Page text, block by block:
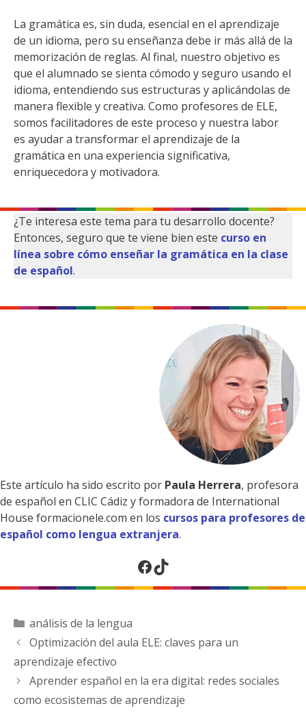
La gramática es, sin duda, esencial en el aprendizaje
de un idioma, pero su enseñanza debe ir más allá de la
memorización de reglas. Al final, nuestro objetivo es
que el alumnado se sienta cómodo y seguro usando el
idioma, entendiendo sus estructuras y aplicándolas de
manera flexible y creativa. Como profesores de ELE,
somos facilitadores de este proceso y nuestra labor
es ayudar a transformar el aprendizaje de la
gramática en una experiencia significativa,
enriquecedora y motivadora.
¿Te interesa este tema para tu desarrollo docente?
Entonces, seguro que te viene bien este curso en
línea sobre cómo enseñar la gramática en la clase
de español.
Este artículo ha sido escrito por Paula Herrera, profesora
de español en CLIC Cádiz y formadora de International
House formacionele.com en los cursos para profesores de
español como lengua extranjera.
Facebook TikTok
Categorías
análisis de la lengua
Optimización del aula ELE: claves para un
aprendizaje efectivo
Aprender español en la era digital: redes sociales
como ecosistemas de aprendizaje